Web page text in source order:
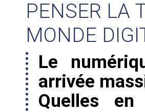
PENSER LA
MONDE
Le
arrivée
Quelles en